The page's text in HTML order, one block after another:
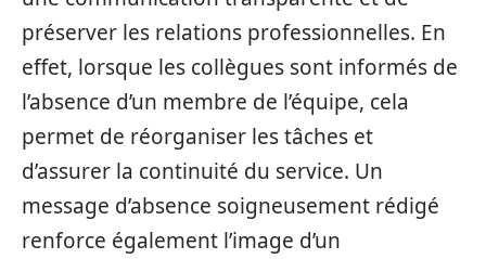
préserver les relations professionnelles. En
effet, lorsque les collègues sont informés de
l’absence d’un membre de l’équipe, cela
permet de réorganiser les tâches et
d’assurer la continuité du service. Un
message d’absence soigneusement rédigé
renforce également l’image d’un